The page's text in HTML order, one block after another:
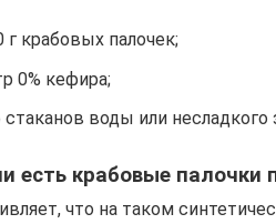
г крабовых палочек;
0% кефира;
стаканов воды или несладкого
есть крабовые палочки
что на таком